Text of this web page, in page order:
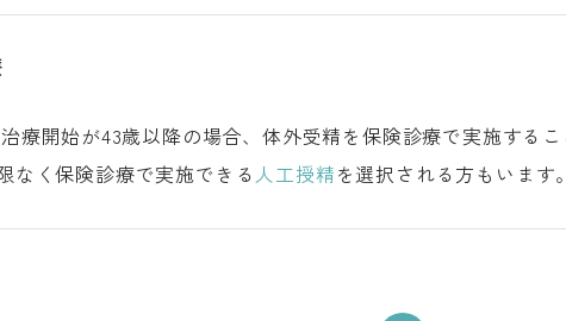
なく保険診療で実施できる人工授精を選択される方もいま